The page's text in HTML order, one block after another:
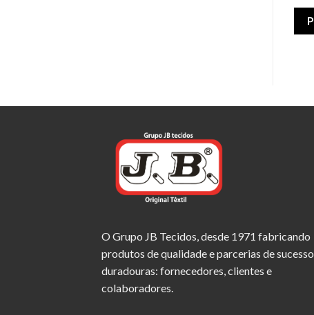
O Grupo JB Tecidos, desde 1971 fabricando
produtos de qualidade e parcerias de sucesso
duradouras: fornecedores, clientes e
colaboradores.